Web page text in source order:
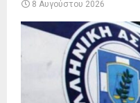
8 Αυγούστου 2026